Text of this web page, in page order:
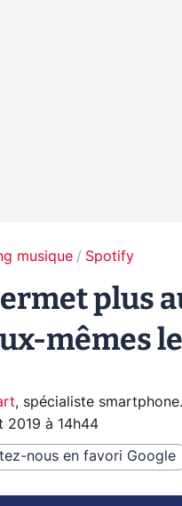
musique Spotify
plus
mêmes
, spécialiste smartphone.
2019 à 14h44
nous en favori Google